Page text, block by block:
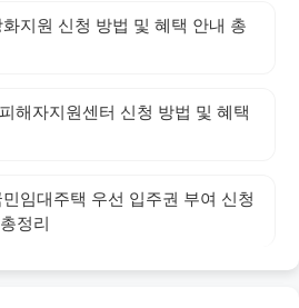
지원 신청 방법 및 혜택 안내 총
해자지원센터 신청 방법 및 혜택
임대주택 우선 입주권 부여 신청
정리